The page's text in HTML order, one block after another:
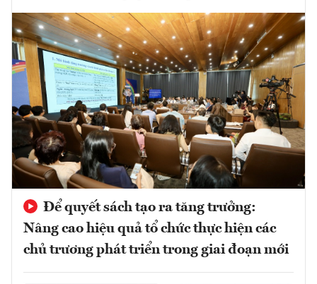
Để quyết sách tạo ra tăng trưởng:
Nâng cao hiệu quả tổ chức thực hiện các
chủ trương phát triển trong giai đoạn mới